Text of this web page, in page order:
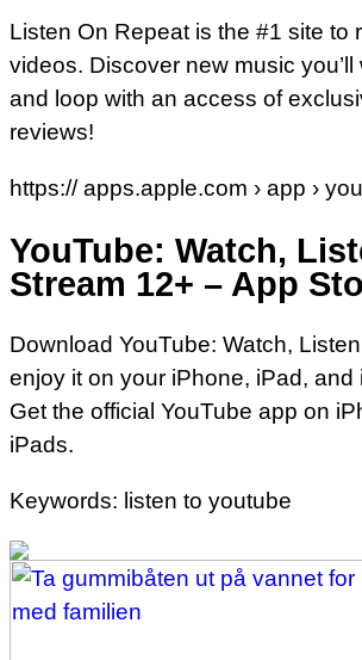
Listen On Repeat is the #1 site to
videos. Discover new music you’ll
and loop with an access of
reviews!
https:// apps.apple.com › app ›
YouTube: Watch,
Stream 12+ – App
Download YouTube: Watch,
enjoy it on your iPhone, iPad,
Get the official YouTube app on
iPads.
Keywords: listen to youtube